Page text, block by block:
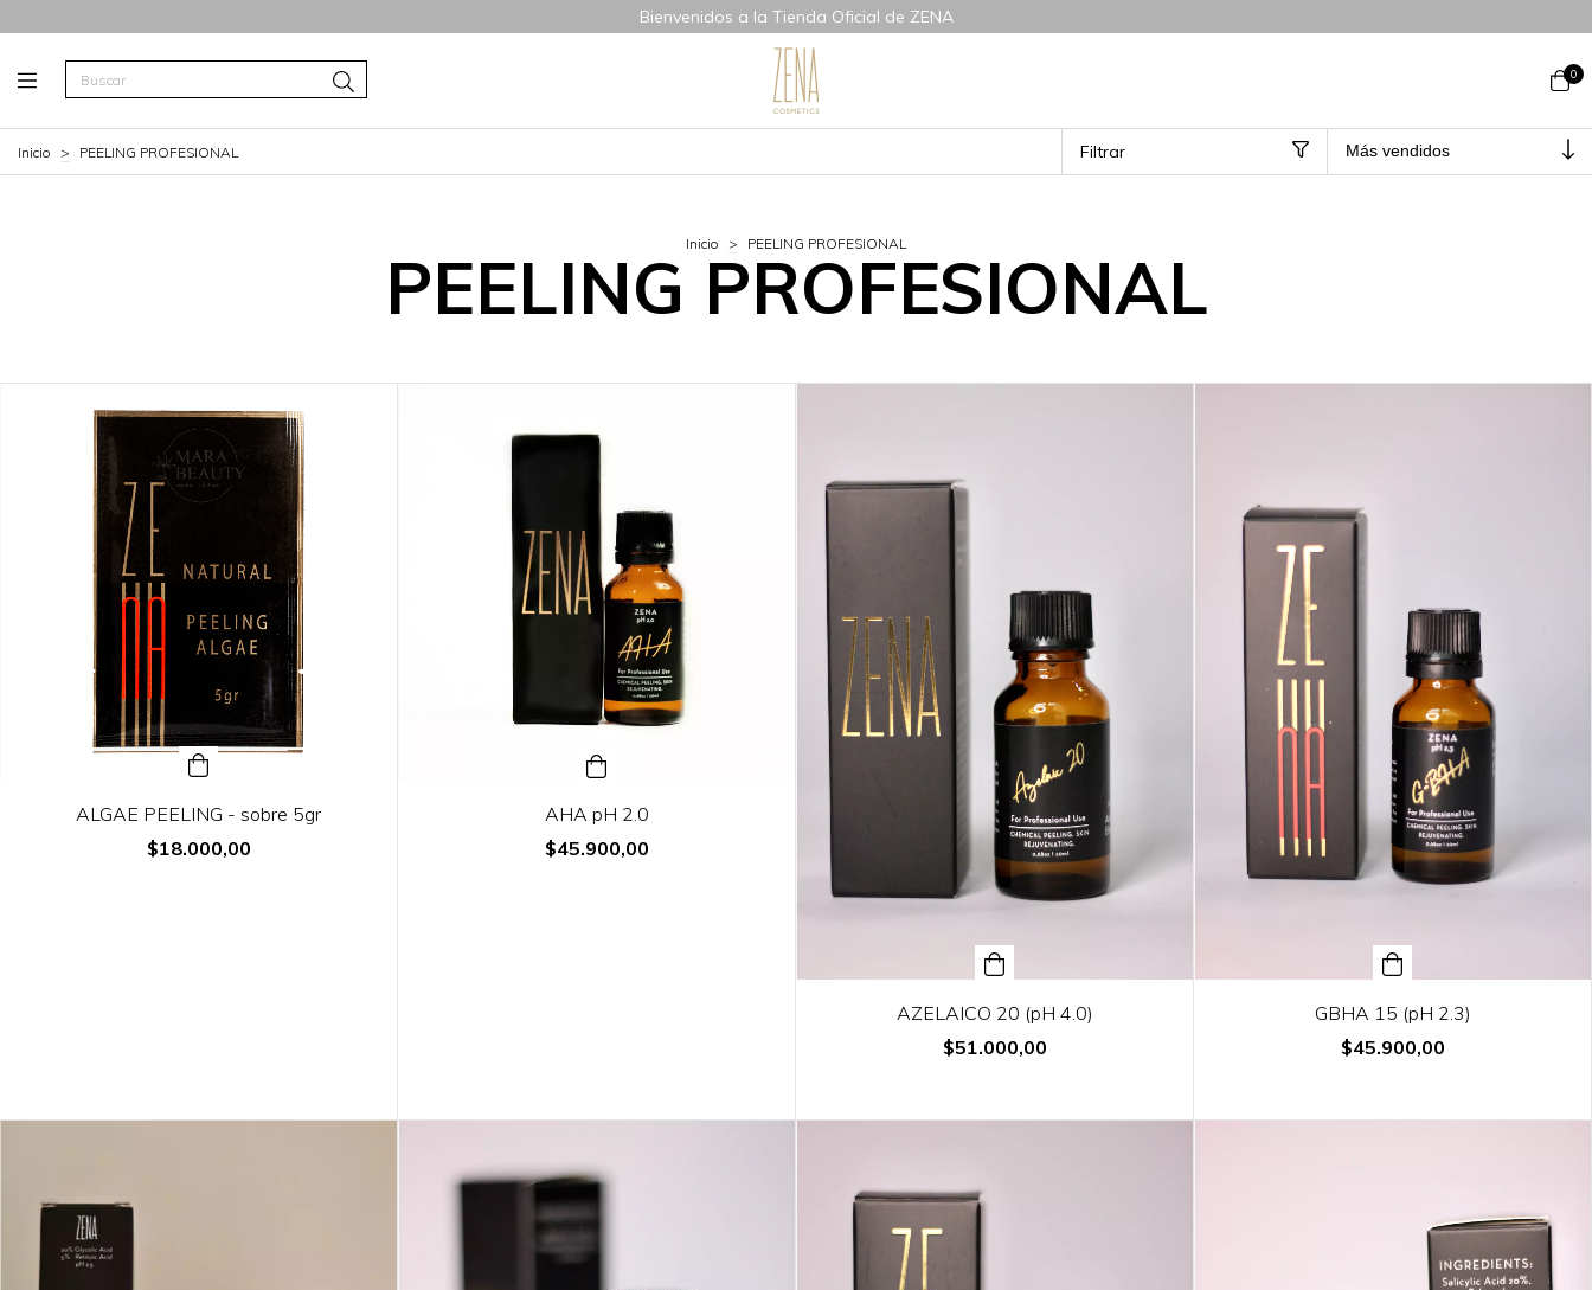
Bienvenidos a la Tienda Oficial de ZENA
0
Inicio > PEELING PROFESIONAL Filtrar
Inicio > PEELING PROFESIONAL
PEELING PROFESIONAL
ALGAE PEELING - sobre 5gr
$18.000,00
AHA pH 2.0
$45.900,00
AZELAICO 20 (pH 4.0)
$51.000,00
GBHA 15 (pH 2.3)
$45.900,00